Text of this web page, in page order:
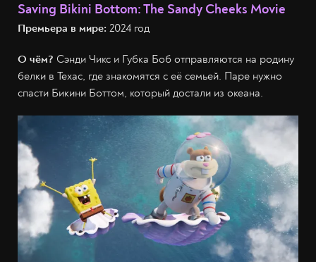
Saving Bikini Bottom: The Sandy Cheeks Movie
Премьера в мире: 2024 год
О чём? Сэнди Чикс и Губка Боб отправляются на родину
белки в Техас, где знакомятся с её семьей. Паре нужно
спасти Бикини Боттом, который достали из океана.